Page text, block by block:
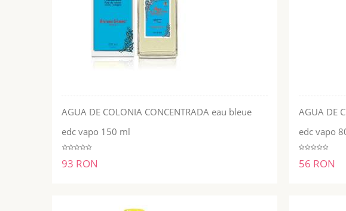
AGUA DE COLONIA CONCENTRADA eau bleue
edc vapo 150 ml
93 RON
ADĂUGĂ ÎN COŞ
AGUA DE
edc vapo
56 RON